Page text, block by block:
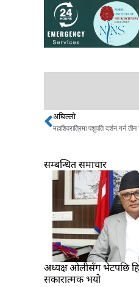
Prev
अघिल्लो
महाशिवरात्रिमा पशुपति दर्शन गर्न
सम्बन्धित समाचार
अध्यक्ष ओलीसँग भेटपछि
सकारात्मक भयो